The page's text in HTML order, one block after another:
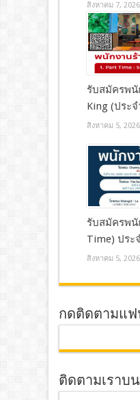
สิงหาคม 7, 2026
รับสมัครพนั
King (ประ
สิงหาคม 5, 2026
รับสมัครพนั
Time) ประ
สิงหาคม 5, 2026
กดติดตามแฟ
ติดตามเราบน